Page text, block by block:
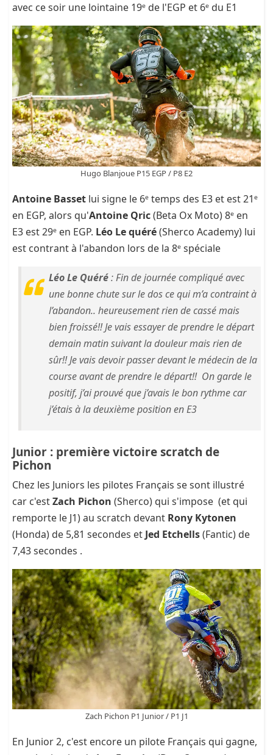
avec ce soir une lointaine 19ᵉ de l'EGP et 6ᵉ du E1
Hugo Blanjoue P15 EGP / P8 E2
Antoine Basset lui signe le 6ᵉ temps des E3 et est 21ᵉ
en EGP, alors qu'Antoine Qric(Beta Ox Moto) 8ᵉ en
E3 est 29ᵉ en EGP. Léo Le quéré(Sherco Academy) lui
est contrant à l'abandon lors de la 8ᵉ spéciale
Léo Le Quéré: Fin de journée compliqué avec
une bonne chute sur le dos ce qui m’a contraint à
l’abandon.. heureusement rien de cassé mais
bien froissé!! Je vais essayer de prendre le départ
demain matin suivant la douleur mais rien de
sûr!! Je vais devoir passer devant le médecin de la
course avant de prendre le départ!! On garde le
positif, j’ai prouvé que j’avais le bon rythme car
j’étais à la deuxième position en E3
Junior : première victoire scratch de
Pichon
Chez les Juniors les pilotes Français se sont illustré
car c'estZach Pichon (Sherco) qui s'impose (et qui
remporte le J1) au scratch devant Rony Kytonen
(Honda) de 5,81 secondes et Jed Etchells(Fantic) de
7,43 secondes .
Zach Pichon P1 Junior / P1 J1
En Junior 2, c'est encore un pilote Français qui gagne,